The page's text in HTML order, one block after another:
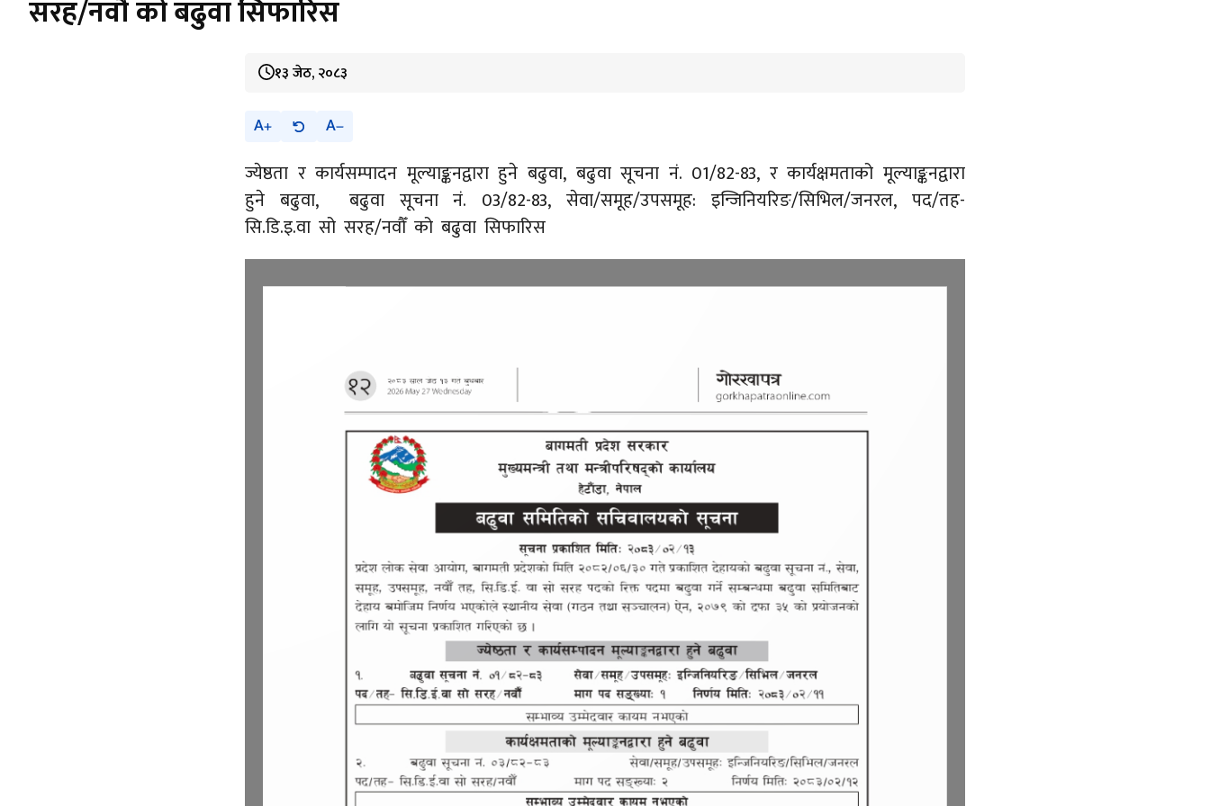
सरह/नवौँ को बढुवा सिफारिस
१३ जेठ, २०८३
A A
ज्येष्ठता र कार्यसम्पादन मूल्याङ्कनद्वारा हुने बढुवा, बढुवा सूचना नं. 01/82-83, र कार्यक्षमताको मूल्याङ्कनद्वारा
हुने बढुवा, बढुवा सूचना नं. 03/82-83, सेवा/समूह/उपसमूह: इन्जिनियरिङ/सिभिल/जनरल, पद/तह-
सि.डि.इ.वा सो सरह/नवौँ को बढुवा सिफारिस